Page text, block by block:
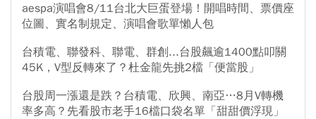
aespa演唱會8/11台北大巨蛋登場！開唱時間、票價座
位圖、實名制規定、演唱會歌單懶人包
台積電、聯發科、聯電、群創...台股飆逾1400點叩關
45K，V型反轉來了？杜金龍先挑2檔「便當股」
台股周一漲還是跌？台積電、欣興、南亞…8月V轉機
率多高？先看股市老手16檔口袋名單「甜甜價浮現」